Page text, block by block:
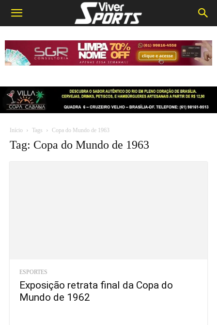
Início Tags Copa do Mundo de 1963
Tag: Copa do Mundo de 1963
ESPORTES
Exposição retrata final da Copa do
Mundo de 1962